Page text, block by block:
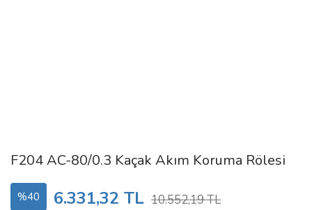
F204 AC-80/0.3 Kaçak Akım Koruma Rölesi
%40 6.331,32 TL 10.552,19 TL